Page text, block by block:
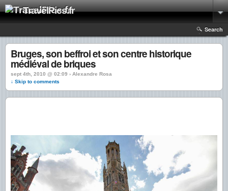
TravelPics.fr
Search
Bruges, son beffroi et son centre historique
médiéval de briques
sept 4th, 2010 @ 02:09 › Alexandre Rosa
↓ Skip to comments